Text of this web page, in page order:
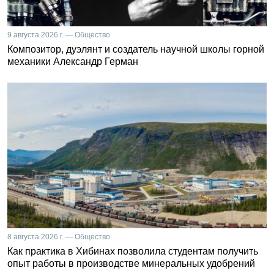
9 августа 2026 г. — Общество
Композитор, дуэлянт и создатель научной школы горной
механики Александр Герман
8 августа 2026 г. — Общество
Как практика в Хибинах позволила студентам получить
опыт работы в производстве минеральных удобрений